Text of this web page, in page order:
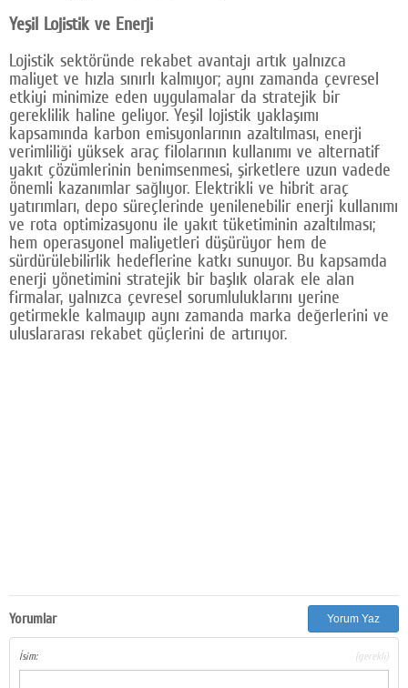
Yeşil Lojistik ve Enerji
Lojistik sektöründe rekabet avantajı artık yalnızca
maliyet ve hızla sınırlı kalmıyor; aynı zamanda çevresel
etkiyi minimize eden uygulamalar da stratejik bir
gereklilik haline geliyor. Yeşil lojistik yaklaşımı
kapsamında karbon emisyonlarının azaltılması, enerji
verimliliği yüksek araç filolarının kullanımı ve alternatif
yakıt çözümlerinin benimsenmesi, şirketlere uzun vadede
önemli kazanımlar sağlıyor. Elektrikli ve hibrit araç
yatırımları, depo süreçlerinde yenilenebilir enerji kullanımı
ve rota optimizasyonu ile yakıt tüketiminin azaltılması;
hem operasyonel maliyetleri düşürüyor hem de
sürdürülebilirlik hedeflerine katkı sunuyor. Bu kapsamda
enerji yönetimini stratejik bir başlık olarak ele alan
firmalar, yalnızca çevresel sorumluluklarını yerine
getirmekle kalmayıp aynı zamanda marka değerlerini ve
uluslararası rekabet güçlerini de artırıyor.
Yorumlar Yorum Yaz
İsim: (gerekli)